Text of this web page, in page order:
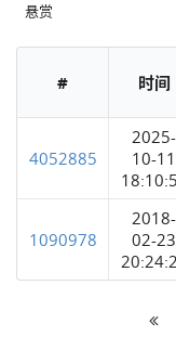
悬赏
# 时间
4052885
2025-
10-11
1090978
2018-
02-23